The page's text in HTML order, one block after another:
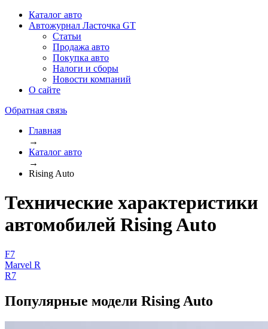
Каталог авто
Автожурнал Ласточка GT
Статьи
Продажа авто
Покупка авто
Налоги и сборы
Новости компаний
О сайте
Обратная связь
Главная
→
Каталог авто
→
Rising Auto
Технические характеристики
автомобилей Rising Auto
F7
Marvel R
R7
Популярные модели Rising Auto